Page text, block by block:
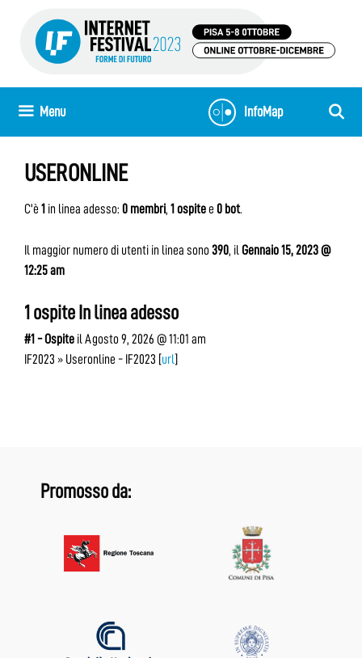
contenuto
InfoMap
Menu
USERONLINE
C'è 1 in linea adesso: 0 membri, 1 ospitee 0 bot.
Il maggior numero di utenti in linea sono 390, il Gennaio 15, 2023 @
12:25 am
1 ospite In linea adesso
#1 - Ospite il Agosto 9, 2026 @ 11:01 am
IF2023 » Useronline - IF2023 [ url
Promosso da: